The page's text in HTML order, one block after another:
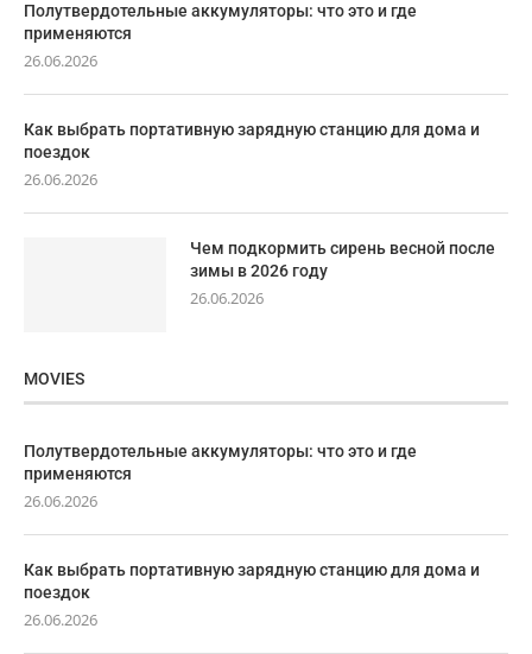
Полутвердотельные аккумуляторы: что это и где
применяются
26.06.2026
Как выбрать портативную зарядную станцию для дома и
поездок
26.06.2026
Чем подкормить сирень весной после
зимы в 2026 году
26.06.2026
MOVIES
Полутвердотельные аккумуляторы: что это и где
применяются
26.06.2026
Как выбрать портативную зарядную станцию для дома и
поездок
26.06.2026